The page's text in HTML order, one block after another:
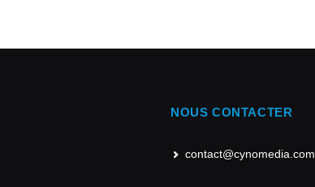
NOUS CONTACTER
contact@cynomedia.com